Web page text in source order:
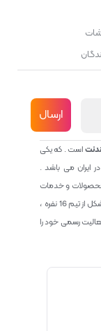
است . که یکی
شناخته ترین و یکی از شرکت معتبر پخش سرور HP در ایران می باشد .
محصولات و خدمات
IT با پشتیبانی 24 ساعته در ایران باشد . این گروه که متشکل از تیم 16 نفره ،
و طراحی میباشد در تاریخ شنبه 16 مهر 1391 فعالیت رسمی خود را